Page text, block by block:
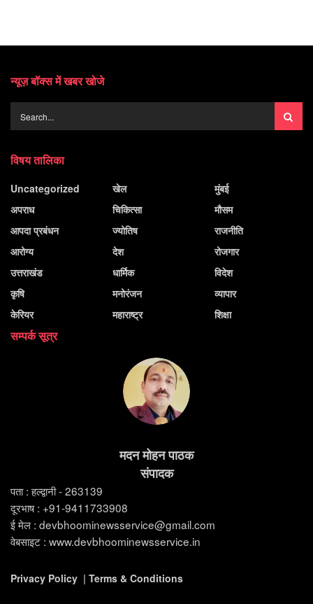
न्यूज़ बॉक्स में खबर खोजे
विषय तालिका
Uncategorized
अपराध
आपदा प्रबंधन
आरोग्य
उत्तराखंड
कृषि
केरियर
खेल
चिकित्सा
ज्योतिष
देश
धार्मिक
मनोरंजन
महाराष्ट्र
मुंबई
मौसम
राजनीति
रोजगार
विदेश
व्यापार
शिक्षा
सम्पर्क सूत्र
मदन मोहन पाठक
संपादक
पता : हल्द्वानी - 263139
दूरभाष : +91-9411733908
ई मेल : devbhoominewsservice@gmail.com
वेबसाइट : www.devbhoominewsservice.in
Privacy Policy | Terms & Conditions